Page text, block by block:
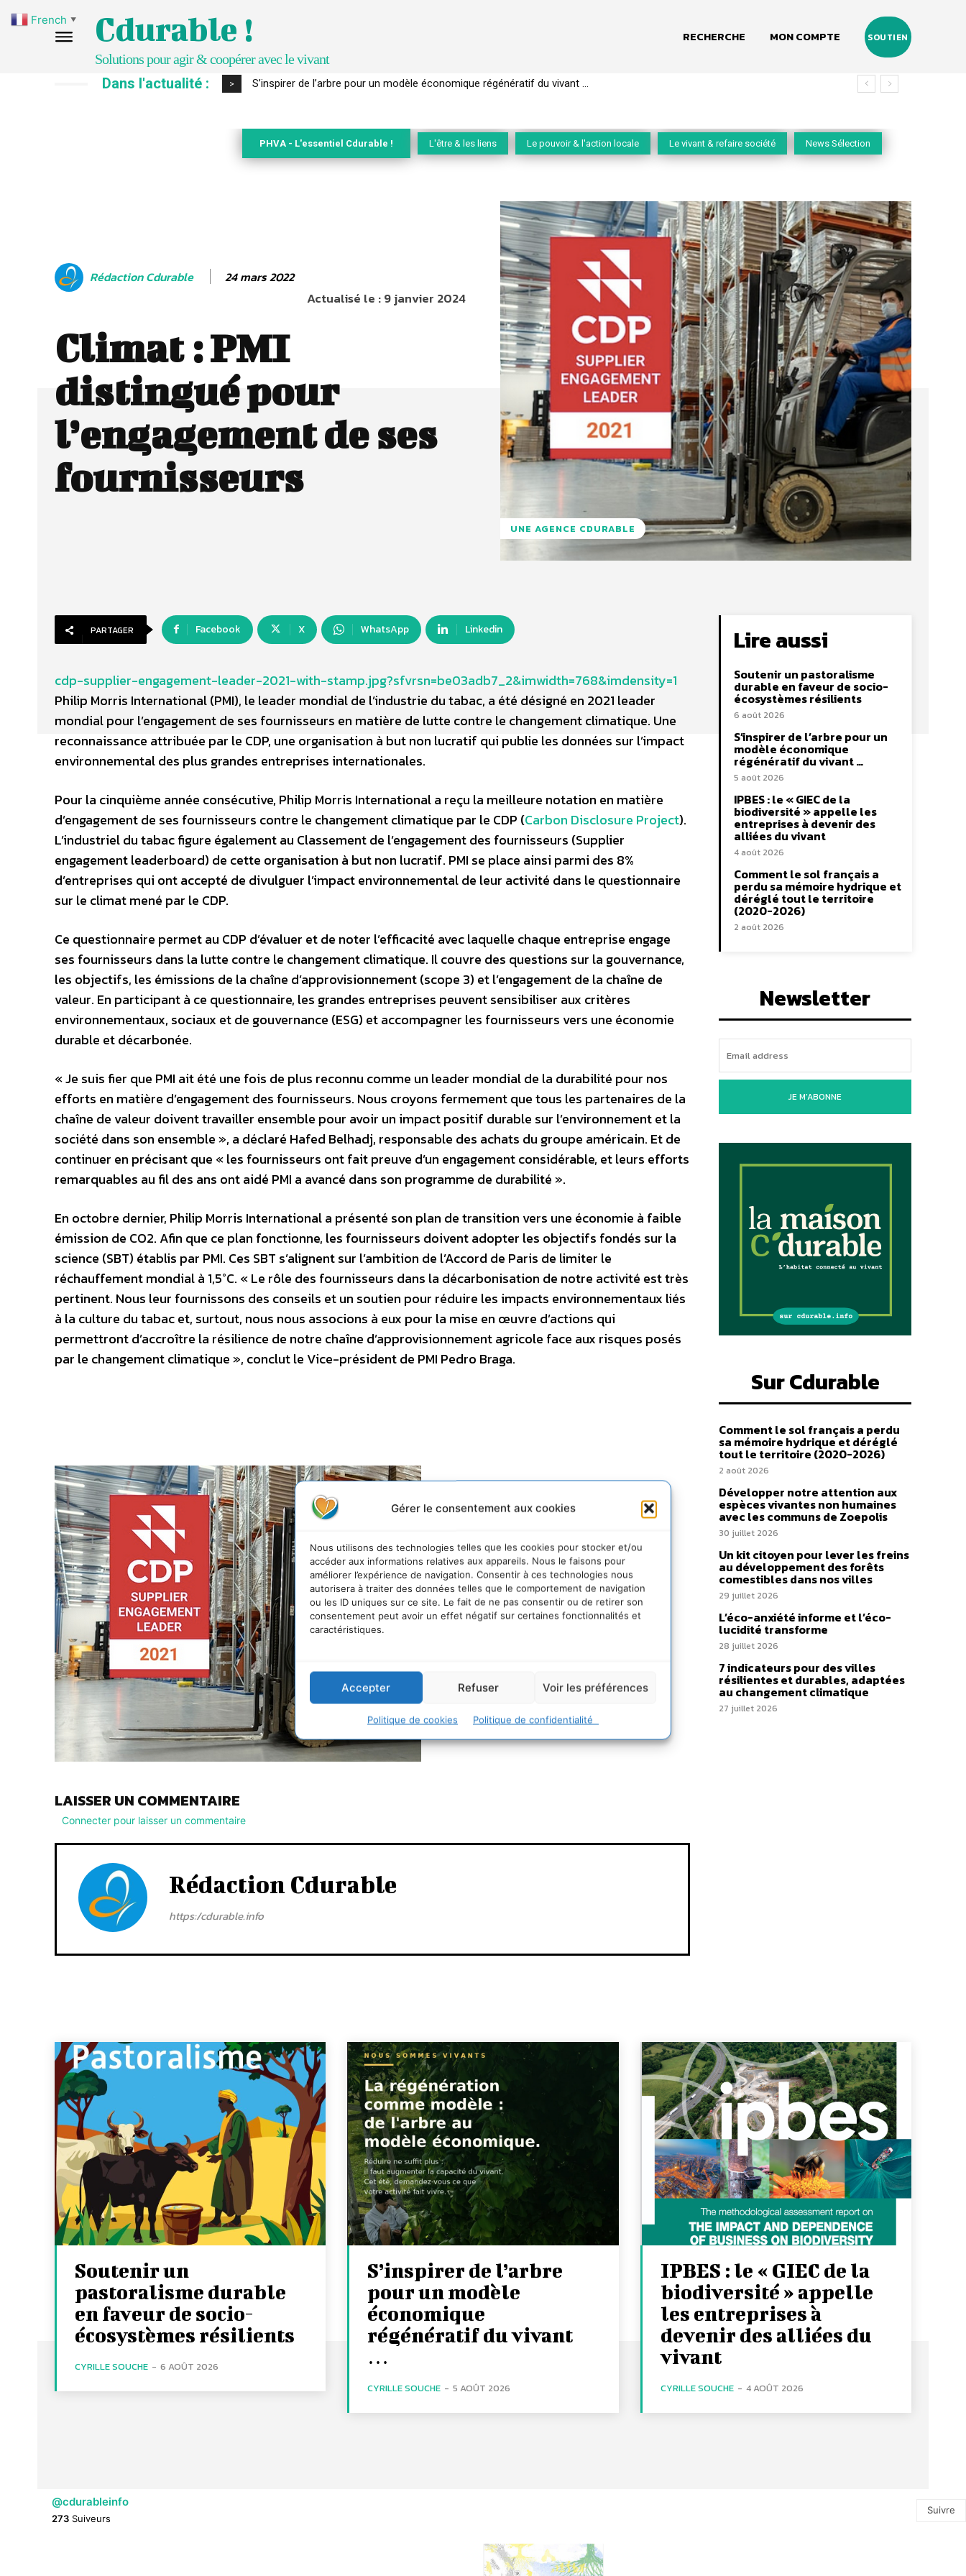
Gérer le consentement aux cookies
Nous utilisons des technologies telles que les cookies pour stocker et/ou
accéder aux informations relatives aux appareils. Nous le faisons pour
améliorer l’expérience de navigation. Consentir à ces technologies nous
autorisera à traiter des données telles que le comportement de navigation
ou les ID uniques sur ce site. Le fait de ne pas consentir ou de retirer son
consentement peut avoir un effet négatif sur certaines fonctionnalités et
caractéristiques.
Accepter Refuser Voir les préférences
Politique de cookies Politique de confidentialité
Cdurable !
Solutions pour agir & coopérer avec le vivant
RECHERCHE MON COMPTE SOUTIEN
Dans l'actualité : > IPBES : le « GIEC de la biodiversité » appelle les entreprises à devenir des alliées du vivant
PHVA - L'essentiel Cdurable ! L'être & les liens Le pouvoir & l'action locale Le vivant & refaire société News Sélection
Rédaction Cdurable 24 mars 2022
Actualisé le :9 janvier 2024
Climat : PMI
distingué pour
l’engagement de ses
fournisseurs
UNE AGENCE CDURABLE
PARTAGER Facebook X WhatsApp Linkedin
cdp-supplier-engagement-leader-2021-with-stamp.jpg?sfvrsn=be03adb7_2&imwidth=768&imdensity=1
Philip Morris International (PMI), le leader mondial de l’industrie du tabac, a été désigné en 2021 leader
mondial pour l’engagement de ses fournisseurs en matière de lutte contre le changement climatique. Une
reconnaissance attribuée par le CDP, une organisation à but non lucratif qui publie les données sur l’impact
environnemental des plus grandes entreprises internationales.
Pour la cinquième année consécutive, Philip Morris International a reçu la meilleure notation en matière
d’engagement de ses fournisseurs contre le changement climatique par le CDP (Carbon Disclosure Project).
L’industriel du tabac figure également au Classement de l’engagement des fournisseurs (Supplier
engagement leaderboard) de cette organisation à but non lucratif. PMI se place ainsi parmi des 8%
d’entreprises qui ont accepté de divulguer l’impact environnemental de leur activité dans le questionnaire
sur le climat mené par le CDP.
Ce questionnaire permet au CDP d’évaluer et de noter l’efficacité avec laquelle chaque entreprise engage
ses fournisseurs dans la lutte contre le changement climatique. Il couvre des questions sur la gouvernance,
les objectifs, les émissions de la chaîne d’approvisionnement (scope 3) et l’engagement de la chaîne de
valeur. En participant à ce questionnaire, les grandes entreprises peuvent sensibiliser aux critères
environnementaux, sociaux et de gouvernance (ESG) et accompagner les fournisseurs vers une économie
durable et décarbonée.
« Je suis fier que PMI ait été une fois de plus reconnu comme un leader mondial de la durabilité pour nos
efforts en matière d’engagement des fournisseurs. Nous croyons fermement que tous les partenaires de la
chaîne de valeur doivent travailler ensemble pour avoir un impact positif durable sur l’environnement et la
société dans son ensemble », a déclaré Hafed Belhadj, responsable des achats du groupe américain. Et de
continuer en précisant que « les fournisseurs ont fait preuve d’un engagement considérable, et leurs efforts
remarquables au fil des ans ont aidé PMI a avancé dans son programme de durabilité ».
En octobre dernier, Philip Morris International a présenté son plan de transition vers une économie à faible
émission de CO2. Afin que ce plan fonctionne, les fournisseurs doivent adopter les objectifs fondés sur la
science (SBT) établis par PMI. Ces SBT s’alignent sur l’ambition de l’Accord de Paris de limiter le
réchauffement mondial à 1,5°C. « Le rôle des fournisseurs dans la décarbonisation de notre activité est très
pertinent. Nous leur fournissons des conseils et un soutien pour réduire les impacts environnementaux liés
à la culture du tabac et, surtout, nous nous associons à eux pour la mise en œuvre d’actions qui
permettront d’accroître la résilience de notre chaîne d’approvisionnement agricole face aux risques posés
par le changement climatique », conclut le Vice-président de PMI Pedro Braga.
LAISSER UN COMMENTAIRE
Connecter pour laisser un commentaire
Rédaction Cdurable
https:/cdurable.info
Lire aussi
Soutenir un pastoralisme
durable en faveur de socio-
écosystèmes résilients
6 août 2026
S’inspirer de l’arbre pour un
modèle économique
régénératif du vivant …
5 août 2026
IPBES : le « GIEC de la
biodiversité » appelle les
entreprises à devenir des
alliées du vivant
4 août 2026
Comment le sol français a
perdu sa mémoire hydrique et
déréglé tout le territoire
(2020-2026)
2 août 2026
Newsletter
JE M'ABONNE
Sur Cdurable
Comment le sol français a perdu
sa mémoire hydrique et déréglé
tout le territoire (2020-2026)
2 août 2026
Développer notre attention aux
espèces vivantes non humaines
avec les communs de Zoepolis
30 juillet 2026
Un kit citoyen pour lever les freins
au développement des forêts
comestibles dans nos villes
29 juillet 2026
L’éco-anxiété informe et l’éco-
lucidité transforme
28 juillet 2026
7 indicateurs pour des villes
résilientes et durables, adaptées
au changement climatique
27 juillet 2026
Soutenir un
pastoralisme durable
en faveur de socio-
écosystèmes résilients
CYRILLE SOUCHE - 6 AOÛT 2026
S’inspirer de l’arbre
pour un modèle
économique
régénératif du vivant
…
CYRILLE SOUCHE - 5 AOÛT 2026
IPBES : le « GIEC de la
biodiversité » appelle
les entreprises à
devenir des alliées du
vivant
CYRILLE SOUCHE - 4 AOÛT 2026
@cdurableinfo
273 Suiveurs
Suivre
French ▼